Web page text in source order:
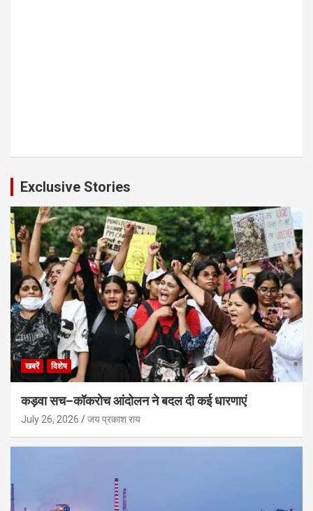
Exclusive Stories
खबरें विशेष
कड़वा सच–कॉकरोच आंदोलन ने बदल दी कई धारणाएं
July 26, 2026 जय प्रकाश राय